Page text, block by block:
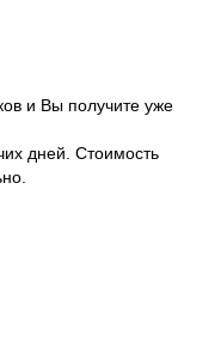
и Вы получите уже
дней. Стоимость